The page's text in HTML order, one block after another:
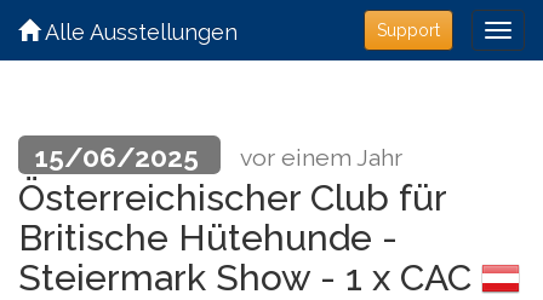
Support
Alle Ausstellungen
15/06/2025 vor einem Jahr
Österreichischer Club für
Britische Hütehunde -
Steiermark Show - 1 x CAC